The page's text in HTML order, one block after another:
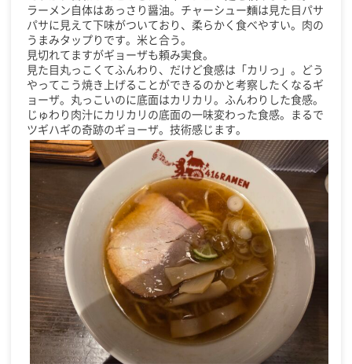
ラーメン自体はあっさり醤油。チャーシュー麵は見た目パサ
パサに見えて下味がついており、柔らかく食べやすい。肉の
うまみタップりです。米と合う。
見切れてますがギョーザも頼み実食。
見た目丸っこくてふんわり、だけど食感は「カリっ」。どう
やってこう焼き上げることができるのかと考察したくなるギ
ョーザ。丸っこいのに底面はカリカリ。ふんわりした食感。
じゅわり肉汁にカリカリの底面の一味変わった食感。まるで
ツギハギの奇跡のギョーザ。技術感じます。